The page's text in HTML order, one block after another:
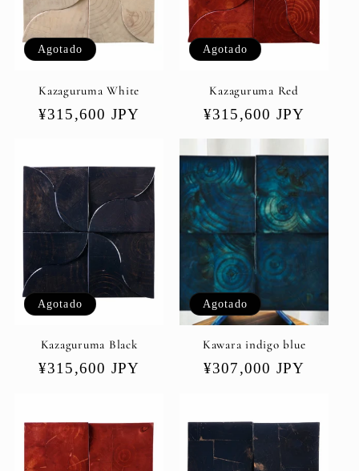
Agotado
Kazaguruma White
Precio
¥315,600 JPY
Agotado
Kazaguruma Red
Precio
habitual
¥315,600 JPY
Agotado
Kazaguruma Black
Precio
¥315,600 JPY
Agotado
Kawara indigo blue
Precio
¥307,000 JPY